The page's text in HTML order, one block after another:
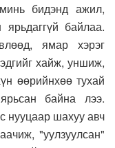
бидэнд ажил,
байлаа.
ямар хэрэг
хайж, уншиж,
өөрийнхөө тухай
байна лээ.
нууцаар шахуу авч
"уулзуулсан"